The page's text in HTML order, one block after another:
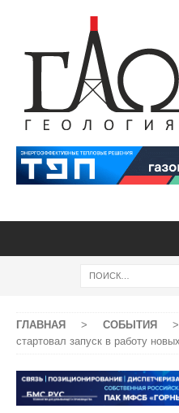
ГЛАВНАЯ > СОБЫТИЯ >
стартовал запуск в работу